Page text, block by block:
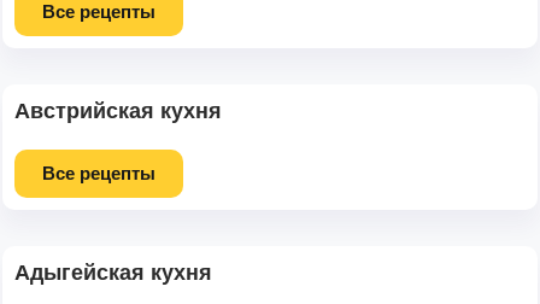
Все рецепты
Австрийская кухня
Все рецепты
Адыгейская кухня